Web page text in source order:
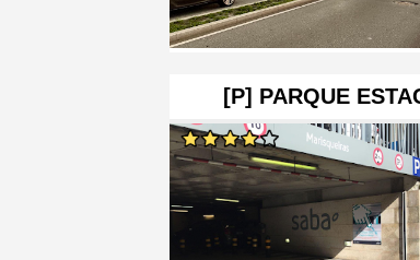
[P] PARQUE